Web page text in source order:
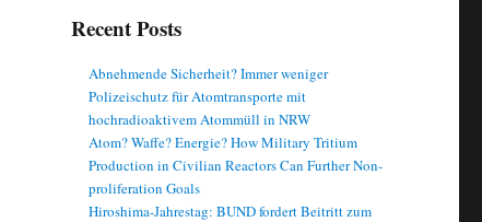
Recent Posts
Abnehmende Sicherheit? Immer weniger
Polizeischutz für Atomtransporte mit
hochradioaktivem Atommüll in NRW
Atom? Waffe? Energie? How Military Tritium
Production in Civilian Reactors Can Further Non-
proliferation Goals
Hiroshima-Jahrestag: BUND fordert Beitritt zum